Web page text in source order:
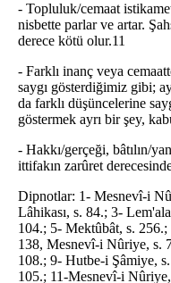
- Topluluk/cemaat
nisbette parlar ve artar.
derece kötü olur.11
- Farklı inanç veya
saygı gösterdiğimiz gibi;
da farklı düşüncelerine
göstermek ayrı bir şey,
- Hakkı/gerçeği, bâtılın/
ittifakın zarûret
Dipnotlar: 1- Mesnevî-i
Lâhikası, s. 84.; 3-
104.; 5- Mektûbât, s.
138, Mesnevî-i Nûriye, s.
108.; 9- Hutbe-i Şâmiye,
105.; 11-Mesnevî-i